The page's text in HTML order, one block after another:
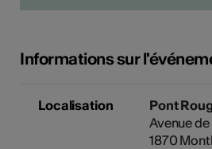
Informations sur
Localisation
Pont
Avenue
1870